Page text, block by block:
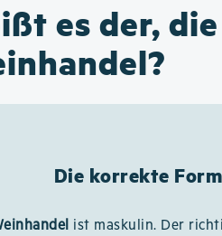
es der,
Die korrekte
ist maskulin. Der